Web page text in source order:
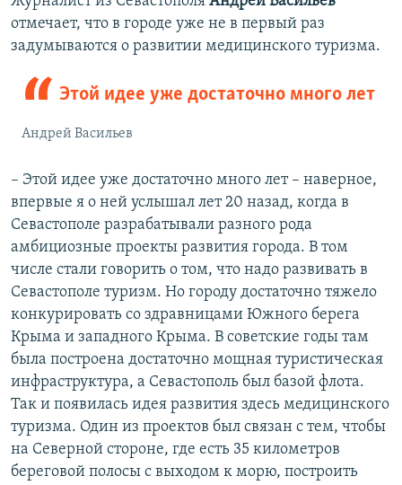
отмечает, что в городе уже не в первый раз
задумываются о развитии медицинского туризма.
Этой идее уже достаточно много лет
Андрей Васильев
– Этой идее уже достаточно много лет – наверное,
впервые я о ней услышал лет 20 назад, когда в
Севастополе разрабатывали разного рода
амбициозные проекты развития города. В том
числе стали говорить о том, что надо развивать в
Севастополе туризм. Но городу достаточно тяжело
конкурировать со здравницами Южного берега
Крыма и западного Крыма. В советские годы там
была построена достаточно мощная туристическая
инфраструктура, а Севастополь был базой флота.
Так и появилась идея развития здесь медицинского
туризма. Один из проектов был связан с тем, чтобы
на Северной стороне, где есть 35 километров
береговой полосы с выходом к морю, построить